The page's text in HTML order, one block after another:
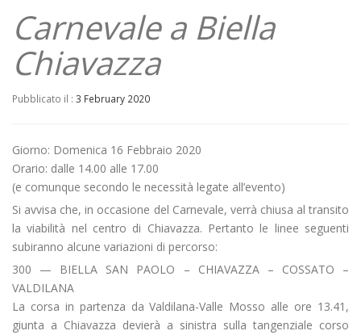
Carnevale a Biella
Chiavazza
Pubblicato il : 3 February 2020
Giorno: Domenica 16 Febbraio 2020
Orario: dalle 14.00 alle 17.00
(e comunque secondo le necessità legate all’evento)
Si avvisa che, in occasione del Carnevale, verrà chiusa al transito
la viabilità nel centro di Chiavazza. Pertanto le linee seguenti
subiranno alcune variazioni di percorso:
300 — BIELLA SAN PAOLO – CHIAVAZZA – COSSATO –
VALDILANA
La corsa in partenza da Valdilana-Valle Mosso alle ore 13.41,
giunta a Chiavazza devierà a sinistra sulla tangenziale corso